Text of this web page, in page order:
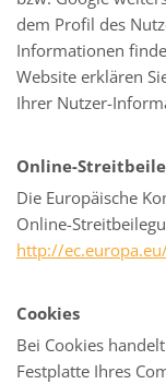
dem Profil des
Informationen
Website erklären
Ihrer Nutzer-
Online-
Die Europäische
Online-
http://
Cookies
Bei Cookies
Festplatte Ihres